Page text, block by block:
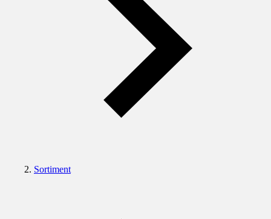
Sortiment